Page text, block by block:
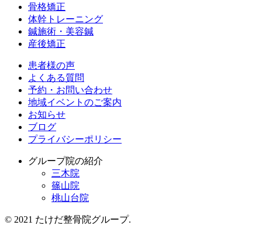
骨格矯正
体幹トレーニング
鍼施術・美容鍼
産後矯正
患者様の声
よくある質問
予約・お問い合わせ
地域イベントのご案内
お知らせ
ブログ
プライバシーポリシー
グループ院の紹介
三木院
篠山院
桃山台院
© 2021 たけだ整骨院グループ.